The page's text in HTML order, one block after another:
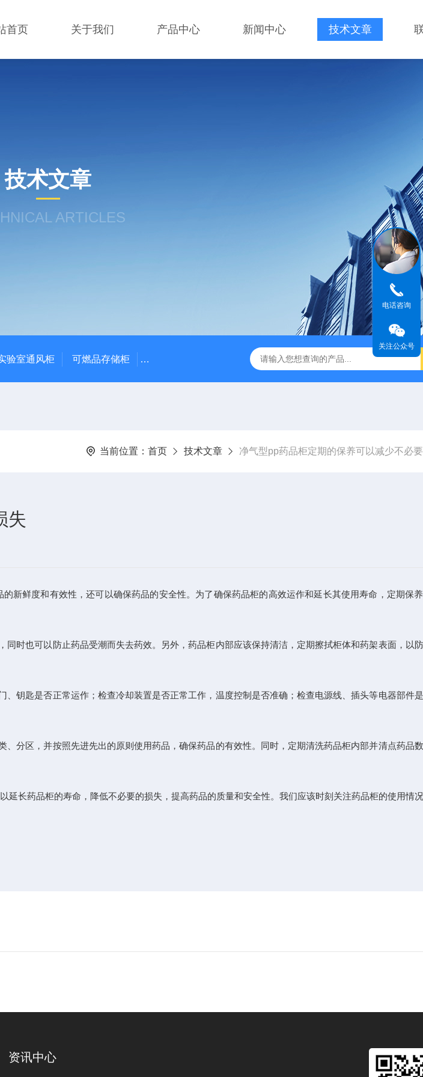
首页 关于我们 产品中心 新闻中心 技术文章
技术文章
ARTICLES
验室通风柜 可燃品存储柜 TSF-DS800净气型通风柜 TSF-DS800FW净气型通风柜（全
当前位置： 首页 技术文章 净气型pp药品柜定期的保养可以减少不必
失
新鲜度和有效性，还可以确保药品的安全性。为了确保药品柜的高效运作和延长其使用寿命，定期保
也可以防止药品受潮而失去药效。另外，药品柜内部应该保持清洁，定期擦拭柜体和药架表面，以
匙是否正常运作；检查冷却装置是否正常工作，温度控制是否准确；检查电源线、插头等电器部件
区，并按照先进先出的原则使用药品，确保药品的有效性。同时，定期清洗药品柜内部并清点药品
延长药品柜的寿命，降低不必要的损失，提高药品的质量和安全性。我们应该时刻关注药品柜的使用情
资讯中心
电话咨询
关注公众号